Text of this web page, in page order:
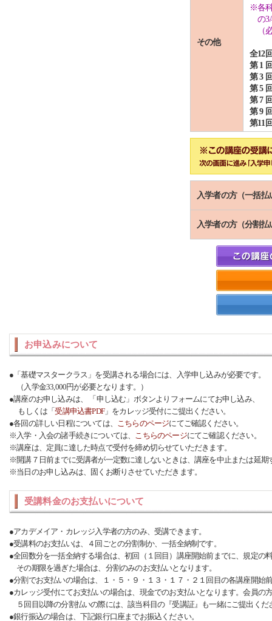
その他
※各
の3/
（必
全12
第 1
第 3
第 5
第 7
第 9
第11
入学者の方（一括払
入学者の方（分割払
お申込みについて
●「基礎マスタークラス」を受講される場合には、入学申し込みが必要です。
（入学金33,000円が必要となります。）
●講座のお申し込みは、 「申し込む」ボタンよりフォームにてお申し込み、
もしくは「受講申込書PDF」をカレッジ受付にご提出ください。
●各回の詳しい日程については、 こちらのページにてご確認ください。
※入学・入会の諸手続きについては、 こちらのページにてご確認ください。
※講座は、定員に達した時点で受付を締め切らせていただきます。
※開講７日前までに受講者が一定数に達しないときは、講座を中止または延期
※当日のお申し込みは、固くお断りさせていただきます。
受講料金のお支払いについて
●アカデメイア・カレッジ入学者の方のみ、受講できます。
●受講料のお支払いは、４回ごとの分割制か、一括全納制です。
●全回数分を一括全納する場合は、初回（１回目）講座開始前までに、規定の
その期限を過ぎた場合は、分割のみのお支払いとなります。
●分割でお支払いの場合は、１・５・９・１３・１７・２１回目の各講座開始
●カレッジ受付にてお支払いの場合は、現金でのお支払いとなります。会員の
５回目以降の分割払いの際には、該当科目の『受講証』も一緒にご提出くだ
●銀行振込の場合は、下記銀行口座までお振込ください。